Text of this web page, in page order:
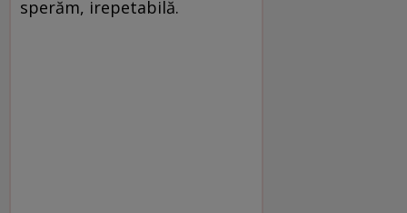
sperăm, irepetabilă.